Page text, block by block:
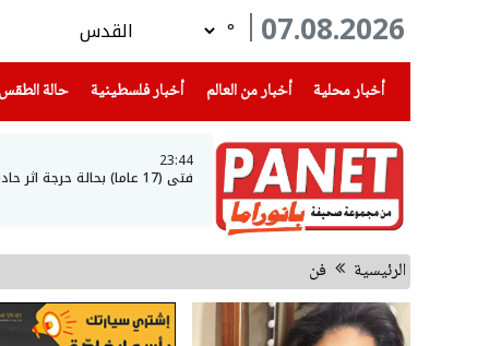
07.08.2026
°
أخبار محلية
(current) أخبار من العالم أخبار فلسطينية(current) حالة الطقس
23:44
فتى (17 عاما) بحالة حرجة اثر حادث طرق في عرعرة النقب
الرئيسية فن